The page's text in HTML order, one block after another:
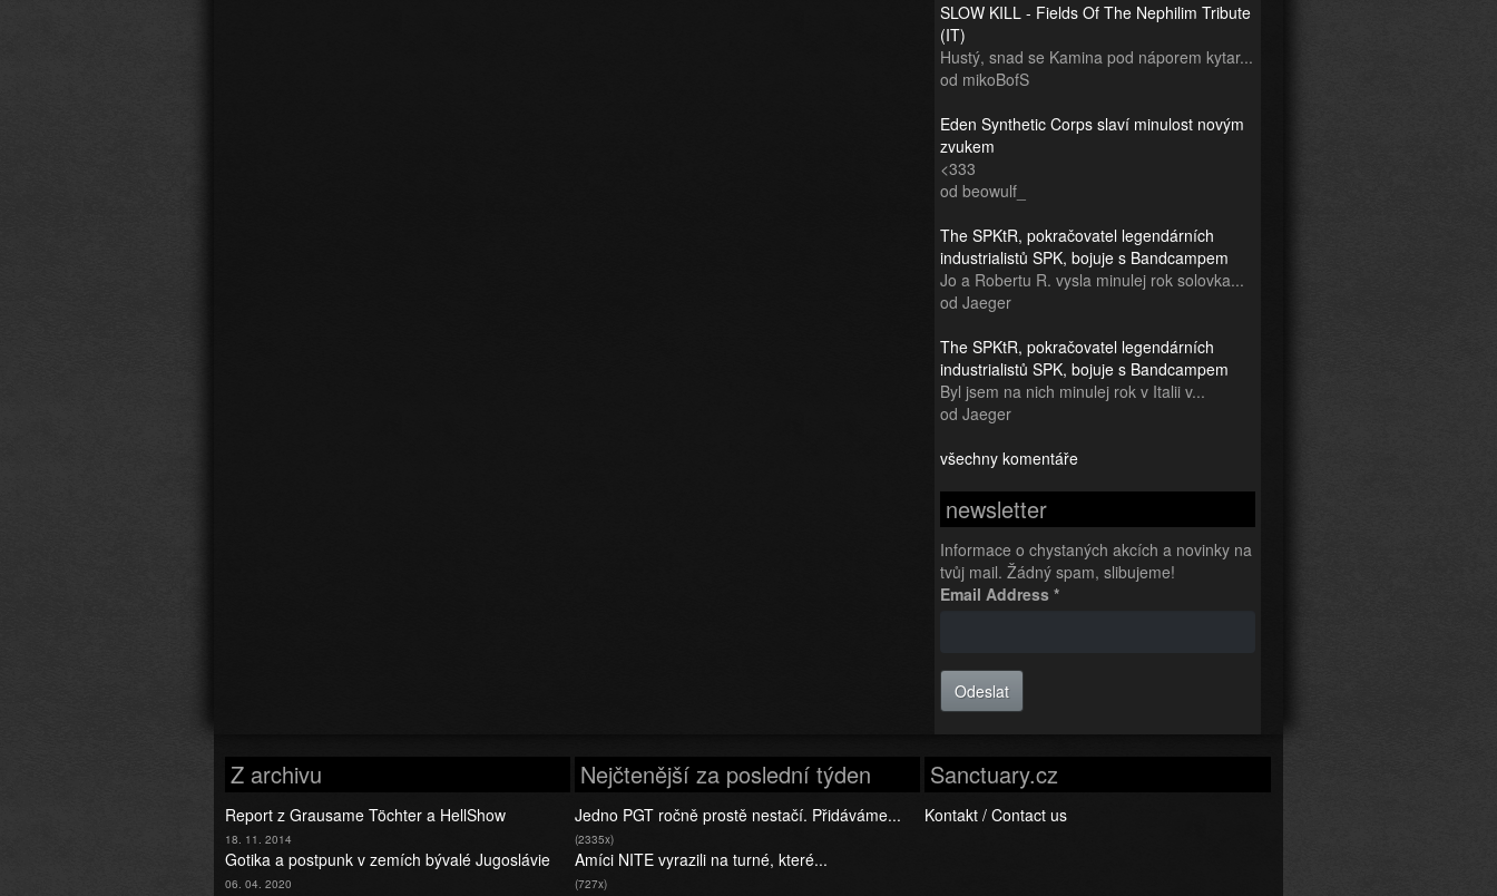
SLOW KILL - Fields Of The Nephilim Tribute
(IT)
Hustý, snad se Kamina pod náporem kytar...
od mikoBofS
Eden Synthetic Corps slaví minulost novým
zvukem
<333
od beowulf_
The SPKtR, pokračovatel legendárních
industrialistů SPK, bojuje s Bandcampem
Jo a Robertu R. vysla minulej rok solovka...
od Jaeger
The SPKtR, pokračovatel legendárních
industrialistů SPK, bojuje s Bandcampem
Byl jsem na nich minulej rok v Italii v...
od Jaeger
všechny komentáře
newsletter
Informace o chystaných akcích a novinky na
tvůj mail. Žádný spam, slibujeme!
Email Address *
Odeslat
Z archivu
Report z Grausame Töchter a HellShow
18. 11. 2014
Gotika a postpunk v zemích bývalé Jugoslávie
06. 04. 2020
Nejčtenější za poslední týden
Jedno PGT ročně prostě nestačí. Přidáváme...
(2335x)
Amíci NITE vyrazili na turné, které...
(727x)
Sanctuary.cz
Kontakt / Contact us